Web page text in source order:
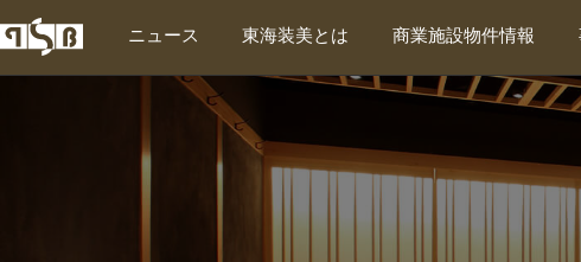
ニュース 東海装美とは
東海装美について
東海装美の特徴
企業情報
対応エリア
SDGs宣言
会社案内PDFダウンロード
商業施設物件情報